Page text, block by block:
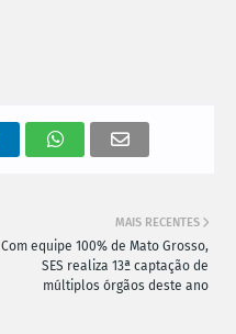
MAIS RECENTES
Com equipe 100% de Mato Grosso,
SES realiza 13ª captação de
múltiplos órgãos deste ano